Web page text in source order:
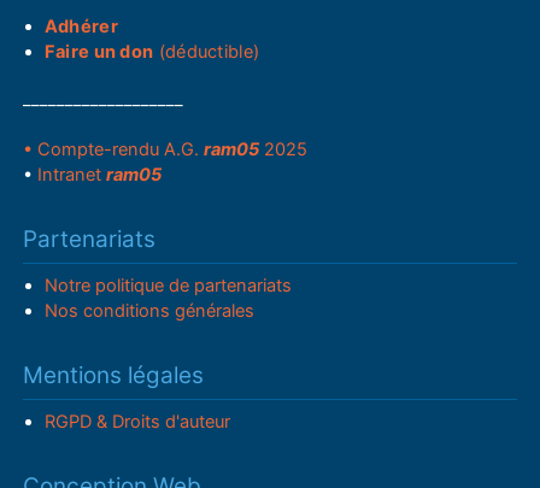
Adhérer
Faire un don (déductible)
• Compte-rendu A.G.ram05 2025
• Intranetram05
Partenariats
Notre politique de partenariats
Nos conditions générales
Mentions légales
RGPD & Droits d'auteur